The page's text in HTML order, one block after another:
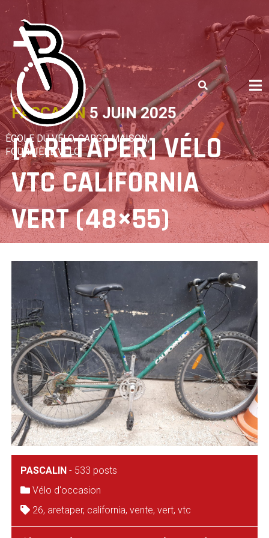
Skip
content
ÉCOLE DU VÉLO, CARGO MAISON,
FOURRIÈRE VÉLO
PASCALIN 5 JUIN 2025
[A RETAPER] VÉLO
VTC CALIFORNIA
VERT (48×55)
PASCALIN- 533 posts
Vélo d'occasion
26, aretaper, california, vente, vert, vtc